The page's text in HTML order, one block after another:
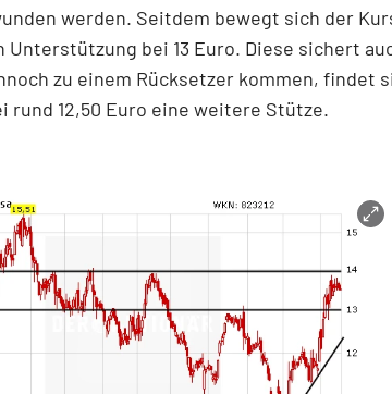
werden. Seitdem bewegt sich der
Unterstützung bei 13 Euro. Diese sichert
zu einem Rücksetzer kommen, findet
rund 12,50 Euro eine weitere Stütze.